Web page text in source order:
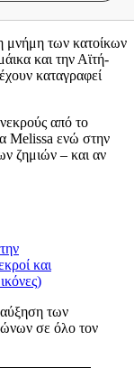
μνήμη των κατοίκων
και την Αϊτή-
καταγραφεί
από το
Melissa ενώ στην
ζημιών – και αν
και
αύξηση των
σε όλο τον